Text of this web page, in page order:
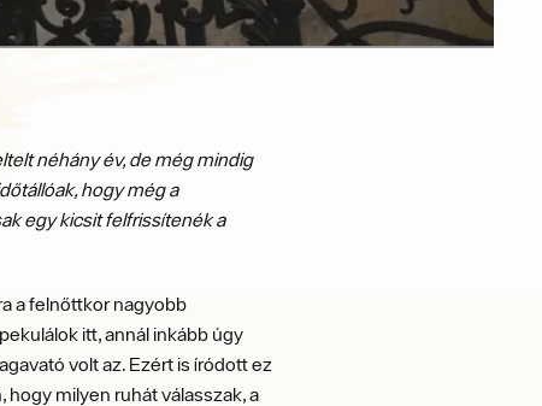
néhány év, de még mindig
hogy még a
egy kicsit felfrissítenék a
a felnőttkor nagyobb
itt, annál inkább úgy
volt az. Ezért is íródott ez
hogy milyen ruhát válasszak, a